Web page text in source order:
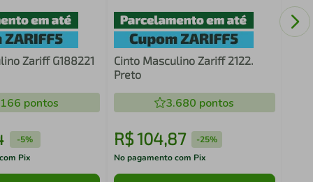
Zariff G188221
pontos
-5%
Pix
Cinto Masculino Zariff 2122.
Preto
3.680 pontos
R$104,87 -25%
No pagamento com Pix